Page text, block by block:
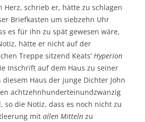
Herz, schrieb er, hätte zu schlagen
Briefkasten um siebzehn Uhr
es für ihn zu spät gewesen wäre,
hätte er nicht auf der
Treppe sitzend Keats‘ Hyperion
Inschrift auf dem Haus zu seiner
Haus der junge Dichter John
achtzehnhunderteinundzwanzig
so die Notiz, dass es noch nicht zu
mit allen Mitteln zu